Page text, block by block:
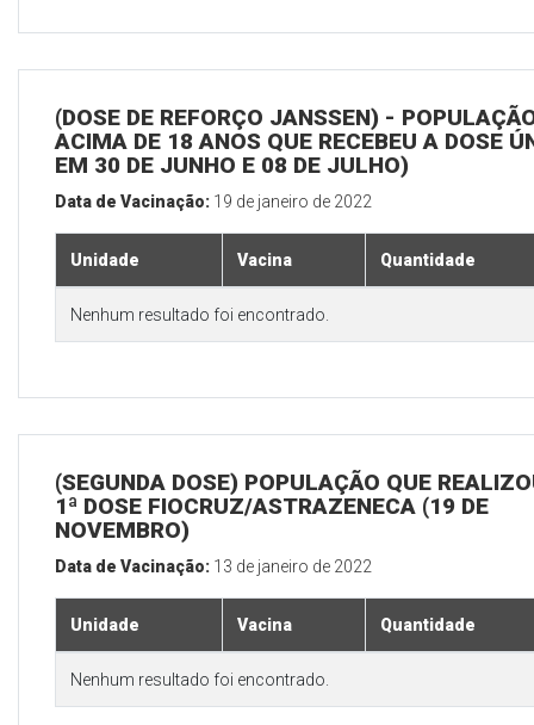
(DOSE DE REFORÇO JANSSEN) -
ACIMA DE 18 ANOS QUE RECEBEU A DOSE
EM 30 DE JUNHO E 08 DE JULHO)
Data de Vacinação: 19 de janeiro de 2022
Unidade Vacina Quantidade
Nenhum resultado foi encontrado.
(SEGUNDA DOSE) POPULAÇÃO QUE
1ª DOSE FIOCRUZ/ASTRAZENECA (19 DE
NOVEMBRO)
Data de Vacinação: 13 de janeiro de 2022
Unidade Vacina Quantidade
Nenhum resultado foi encontrado.